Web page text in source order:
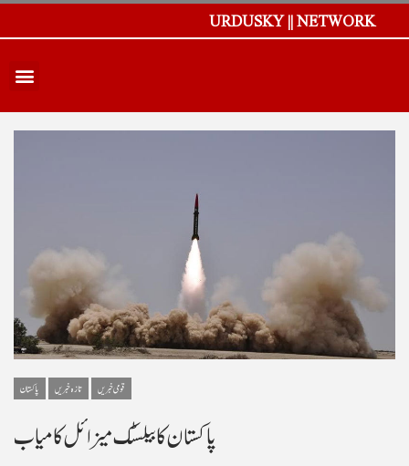
URDUSKY || NETWORK
پاکستان تازہ خبریں قومی خبریں
پاکستان کا بیلسٹک میزائل کامیاب